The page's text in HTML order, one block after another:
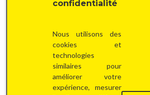
confidentialité
Nous utilisons des
cookies et
technologies
similaires pour
améliorer votre
expérience, mesurer